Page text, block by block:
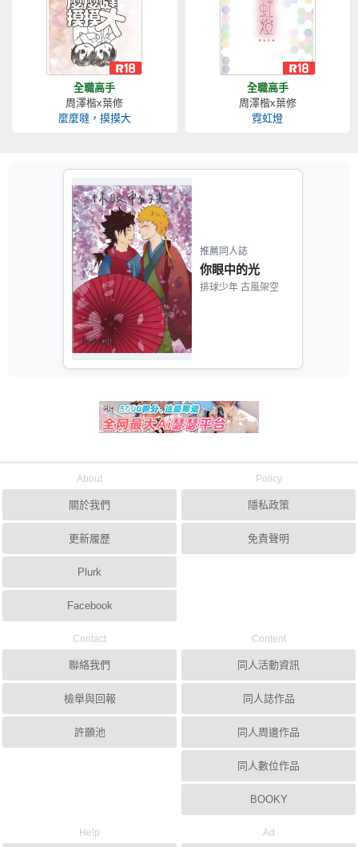
全職高手
周澤楷x葉修
麼麼噠，摸摸大
全職高手
周澤楷x葉修
霓虹燈
推薦同人誌
你眼中的光
排球少年 古風架空
About
關於我們
更新履歷
Plurk
Facebook
Policy
隱私政策
免責聲明
Contact
聯絡我們
檢舉與回報
許願池
Content
同人活動資訊
同人誌作品
同人周邊作品
同人數位作品
BOOKY
Help Ad